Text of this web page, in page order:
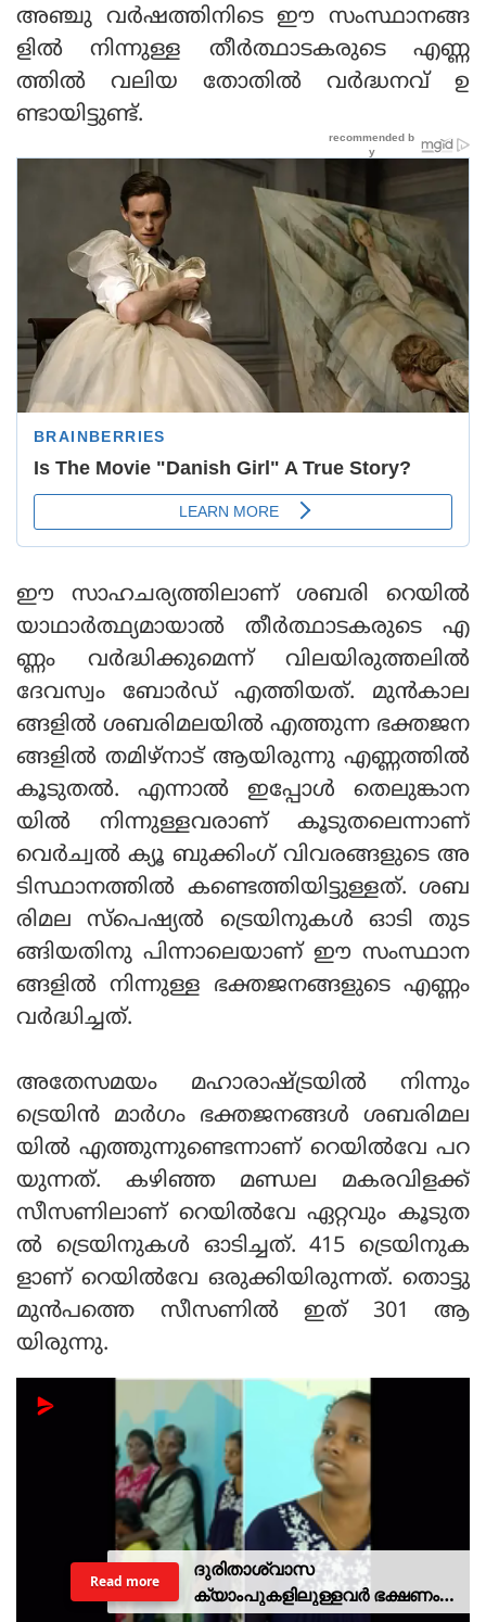
അഞ്ചു വര്‍ഷത്തിനിടെ ഈ സംസ്ഥാനങ്ങ
ളില്‍ നിന്നുള്ള തീര്‍ത്ഥാടകരുടെ എണ്ണ
ത്തില്‍ വലിയ തോതില്‍ വര്‍ദ്ധനവ് ഉ
ണ്ടായിട്ടുണ്ട്.
ഈ സാഹചര്യത്തിലാണ് ശബരി റെയില്‍
യാഥാര്‍ത്ഥ്യമായാല്‍ തീര്‍ത്ഥാടകരുടെ എ
ണ്ണം വര്‍ദ്ധിക്കുമെന്ന് വിലയിരുത്തലില്‍
ദേവസ്വം ബോര്‍ഡ് എത്തിയത്. മുന്‍കാല
ങ്ങളില്‍ ശബരിമലയില്‍ എത്തുന്ന ഭക്തജന
ങ്ങളില്‍ തമിഴ്‌നാട് ആയിരുന്നു എണ്ണത്തില്‍
കൂടുതല്‍. എന്നാല്‍ ഇപ്പോള്‍ തെലുങ്കാന
യില്‍ നിന്നുള്ളവരാണ് കൂടുതലെന്നാണ്
വെര്‍ച്വല്‍ ക്യൂ ബുക്കിംഗ് വിവരങ്ങളുടെ അ
ടിസ്ഥാനത്തില്‍ കണ്ടെത്തിയിട്ടുള്ളത്. ശബ
രിമല സ്‌പെഷ്യല്‍ ട്രെയിനുകള്‍ ഓടി തുട
ങ്ങിയതിനു പിന്നാലെയാണ് ഈ സംസ്ഥാന
ങ്ങളില്‍ നിന്നുള്ള ഭക്തജനങ്ങളുടെ എണ്ണം
വര്‍ദ്ധിച്ചത്.
അതേസമയം മഹാരാഷ്ട്രയില്‍ നിന്നും
ട്രെയിന്‍ മാര്‍ഗം ഭക്തജനങ്ങള്‍ ശബരിമല
യില്‍ എത്തുന്നുണ്ടെന്നാണ് റെയില്‍വേ പറ
യുന്നത്. കഴിഞ്ഞ മണ്ഡല മകരവിളക്ക്
സീസണിലാണ് റെയില്‍വേ ഏറ്റവും കൂടുത
ല്‍ ട്രെയിനുകള്‍ ഓടിച്ചത്. 415 ട്രെയിനുക
ളാണ് റെയില്‍വേ ഒരുക്കിയിരുന്നത്. തൊട്ടു
മുന്‍പത്തെ സീസണില്‍ ഇത് 301 ആ
യിരുന്നു.
ദുരിതാശ്വാസ
ക്യാംപുകളിലുള്ളവർ ഭക്ഷണം
Read more